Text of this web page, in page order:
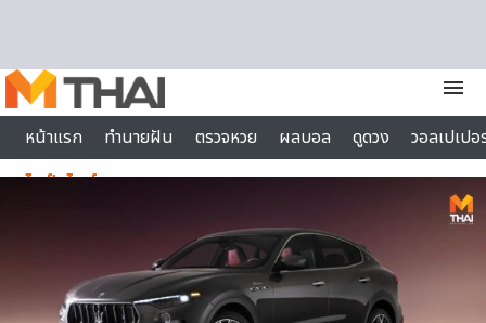
menu
หน้าแรก
ทำนายฝัน ตรวจหวย ผลบอล ดูดวง
วอลเปเป
ไลฟ์สไตล์